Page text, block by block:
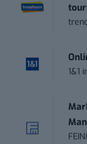
1&1